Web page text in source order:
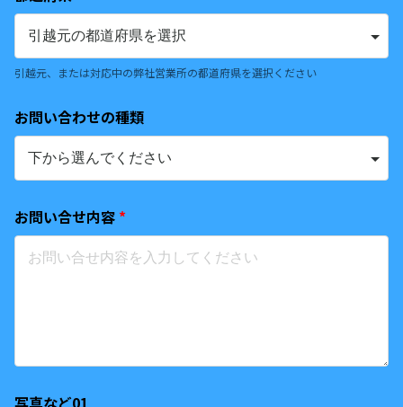
引越元、または対応中の弊社営業所の都道府県を選択ください
お問い合わせの種類
お問い合せ内容 *
写真など01